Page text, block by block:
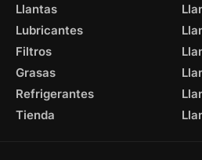
Llantas
Lubricantes
Filtros
Grasas
Refrigerantes
Tienda